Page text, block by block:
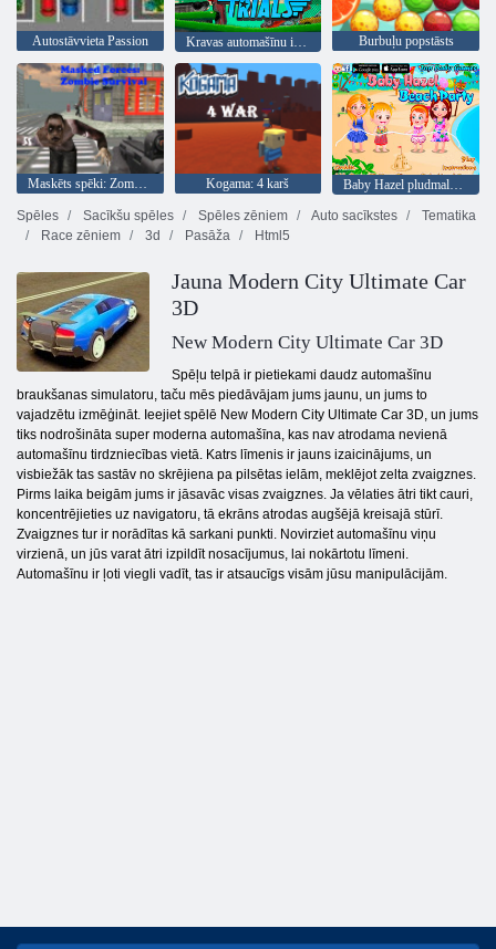
Autostāvvieta Passion Kravas automašīnu izmēģinājumi Burbuļu popstāsts
Kogama: 4 karš
Baby Hazel pludmales ballīte
Spēles
Sacīkšu spēles Spēles zēniem Auto sacīkstes
Tematika
Race zēniem
3d Pasāža Html5
Jauna Modern City Ultimate Car
3D
New Modern City Ultimate Car 3D
Spēļu telpā ir pietiekami daudz automašīnu
braukšanas simulatoru, taču mēs piedāvājam jums jaunu, un jums to
vajadzētu izmēģināt. Ieejiet spēlē New Modern City Ultimate Car 3D, un jums
tiks nodrošināta super moderna automašīna, kas nav atrodama nevienā
automašīnu tirdzniecības vietā. Katrs līmenis ir jauns izaicinājums, un
visbiežāk tas sastāv no skrējiena pa pilsētas ielām, meklējot zelta zvaigznes.
Pirms laika beigām jums ir jāsavāc visas zvaigznes. Ja vēlaties ātri tikt cauri,
koncentrējieties uz navigatoru, tā ekrāns atrodas augšējā kreisajā stūrī.
Zvaigznes tur ir norādītas kā sarkani punkti. Novirziet automašīnu viņu
virzienā, un jūs varat ātri izpildīt nosacījumus, lai nokārtotu līmeni.
Automašīnu ir ļoti viegli vadīt, tas ir atsaucīgs visām jūsu manipulācijām.